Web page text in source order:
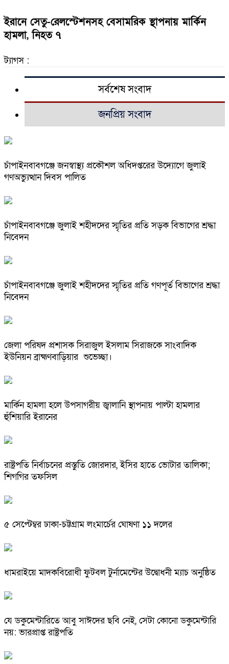
ইরানে সেতু-রেলস্টেশনসহ বেসামরিক স্থাপনায় মার্কিন
হামলা, নিহত ৭
ট্যাগস :
সর্বশেষ সংবাদ
জনপ্রিয় সংবাদ
চাঁপাইনবাবগঞ্জে জনস্বাস্থ্য প্রকৌশল অধিদপ্তরের উদ্যোগে জুলাই
গণঅভ্যুত্থান দিবস পালিত
চাঁপাইনবাবগঞ্জে জুলাই শহীদদের স্মৃতির প্রতি সড়ক বিভাগের শ্রদ্ধা
নিবেদন
চাঁপাইনবাবগঞ্জে জুলাই শহীদদের স্মৃতির প্রতি গণপূর্ত বিভাগের শ্রদ্ধা
নিবেদন
জেলা পরিষদ প্রশাসক সিরাজুল ইসলাম সিরাজকে সাংবাদিক
ইউনিয়ন ব্রাহ্মণবাড়িয়ার শুভেচ্ছা।
মার্কিন হামলা হলে উপসাগরীয় জ্বালানি স্থাপনায় পাল্টা হামলার
হুঁশিয়ারি ইরানের
রাষ্ট্রপতি নির্বাচনের প্রস্তুতি জোরদার, ইসির হাতে ভোটার তালিকা;
শিগগির তফসিল
৫ সেপ্টেম্বর ঢাকা-চট্টগ্রাম লংমার্চের ঘোষণা ১১ দলের
ধামরাইয়ে মাদকবিরোধী ফুটবল টুর্নামেন্টের উদ্বোধনী ম্যাচ অনুষ্ঠিত
যে ডকুমেন্টারিতে আবু সাঈদের ছবি নেই, সেটা কোনো ডকুমেন্টারি
নয়: ভারপ্রাপ্ত রাষ্ট্রপতি